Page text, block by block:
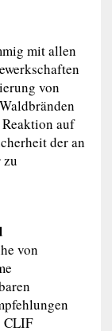
mit allen
von
auf
der an
von
CLIF